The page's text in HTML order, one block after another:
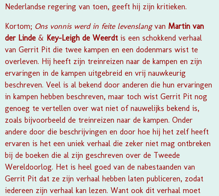
Nederlandse regering van toen, geeft hij zijn kritieken.
Kortom; Ons vonnis werd in feite levenslangvan Martin van
der Linde & Key-Leigh de Weerdt is een schokkend verhaal
van Gerrit Pit die twee kampen en een dodenmars wist te
overleven. Hij heeft zijn treinreizen naar de kampen en zijn
ervaringen in de kampen uitgebreid en vrij nauwkeurig
beschreven. Veel is al bekend door anderen die hun ervaringen
in kampen hebben beschreven, maar toch wist Gerrit Pit nog
genoeg te vertellen over wat niet of nauwelijks bekend is,
zoals bijvoorbeeld de treinreizen naar de kampen. Onder
andere door die beschrijvingen en door hoe hij het zelf heeft
ervaren is het een uniek verhaal die zeker niet mag ontbreken
bij de boeken die al zijn geschreven over de Tweede
Wereldoorlog. Het is heel goed van de nabestaanden van
Gerrit Pit dat ze zijn verhaal hebben laten publiceren, zodat
iedereen zijn verhaal kan lezen. Want ook dit verhaal moet